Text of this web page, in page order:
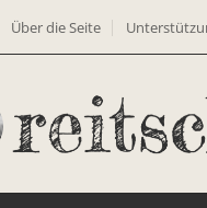
Über die Seite